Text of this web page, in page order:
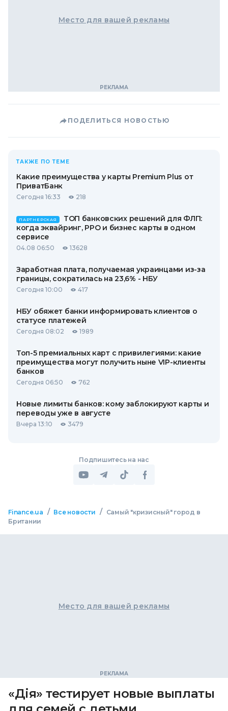
Место для вашей рекламы
ПОДЕЛИТЬСЯ НОВОСТЬЮ
ТАКЖЕ ПО ТЕМЕ
Какие преимущества у карты Premium Plus от
ПриватБанк
Сегодня 16:33 218
ПАРТНЕРСКАЯ
ТОП банковских решений для ФЛП:
когда эквайринг, РРО и бизнес карты в одном
сервисе
04.08 06:50 13628
Заработная плата, получаемая украинцами из-за
границы, сократилась на 23,6% - НБУ
Сегодня 10:00 417
НБУ обяжет банки информировать клиентов о
статусе платежей
Сегодня 08:02 1989
Топ-5 премиальных карт с привилегиями: какие
преимущества могут получить ныне VIP-клиенты
банков
Сегодня 06:50 762
Новые лимиты банков: кому заблокируют карты и
переводы уже в августе
Вчера 13:10 3479
Подпишитесь на нас
Finance.ua / Все новости /
Самый "кризисный" город в
Британии
Место для вашей рекламы
«Дія» тестирует новые выплаты